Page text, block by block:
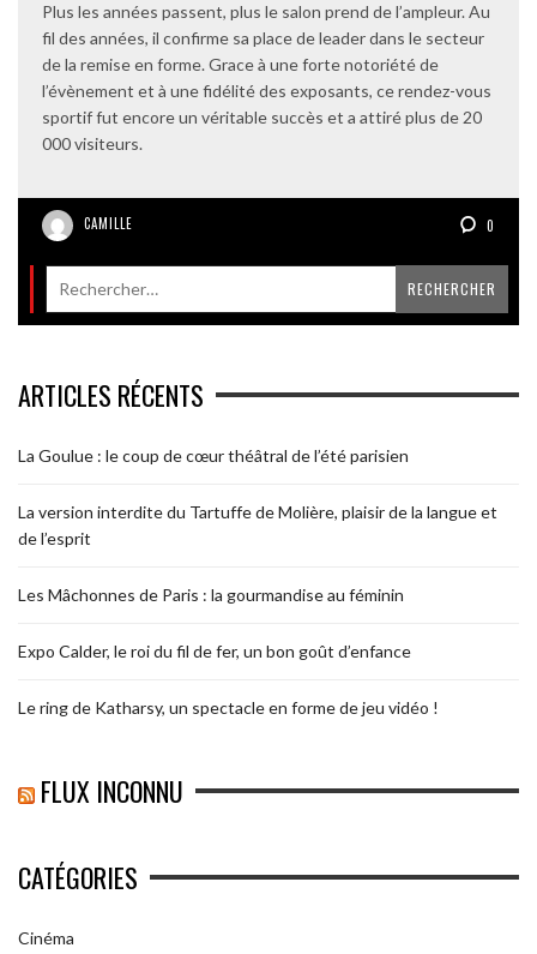
Plus les années passent, plus le salon prend de l’ampleur. Au
fil des années, il confirme sa place de leader dans le secteur
de la remise en forme. Grace à une forte notoriété de
l’évènement et à une fidélité des exposants, ce rendez-vous
sportif fut encore un véritable succès et a attiré plus de 20
000 visiteurs.
CAMILLE 0
ARTICLES RÉCENTS
La Goulue : le coup de cœur théâtral de l’été parisien
La version interdite du Tartuffe de Molière, plaisir de la langue et
de l’esprit
Les Mâchonnes de Paris : la gourmandise au féminin
Expo Calder, le roi du fil de fer, un bon goût d’enfance
Le ring de Katharsy, un spectacle en forme de jeu vidéo !
FLUX INCONNU
CATÉGORIES
Cinéma